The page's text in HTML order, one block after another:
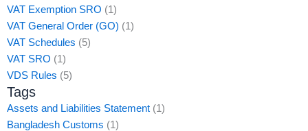
VAT Exemption SRO (1)
VAT General Order (GO) (1)
VAT Schedules (5)
VAT SRO (1)
VDS Rules (5)
Tags
Assets and Liabilities Statement (1)
Bangladesh Customs (1)